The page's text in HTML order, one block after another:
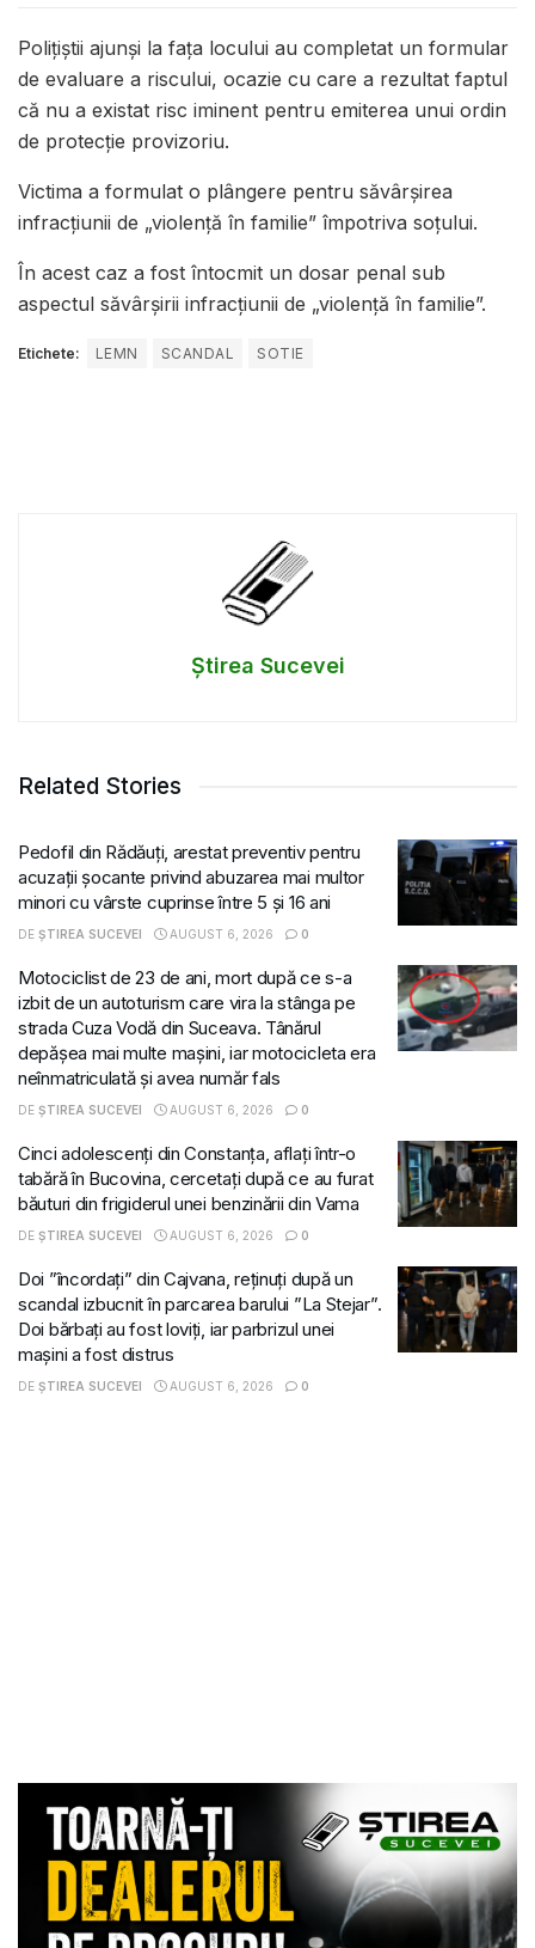
Polițiștii ajunși la fața locului au completat un formular
de evaluare a riscului, ocazie cu care a rezultat faptul
că nu a existat risc iminent pentru emiterea unui ordin
de protecție provizoriu.
Victima a formulat o plângere pentru săvârșirea
infracțiunii de „violență în familie” împotriva soțului.
În acest caz a fost întocmit un dosar penal sub
aspectul săvârșirii infracțiunii de „violență în familie”.
Etichete: LEMN SCANDAL SOTIE
Știrea Sucevei
Related Stories
Pedofil din Rădăuți, arestat preventiv pentru
acuzații șocante privind abuzarea mai multor
minori cu vârste cuprinse între 5 și 16 ani
DE ȘTIREA SUCEVEI AUGUST 6, 2026 0
Motociclist de 23 de ani, mort după ce s-a
izbit de un autoturism care vira la stânga pe
strada Cuza Vodă din Suceava. Tânărul
depășea mai multe mașini, iar motocicleta era
neînmatriculată și avea număr fals
DE ȘTIREA SUCEVEI AUGUST 6, 2026 0
Cinci adolescenți din Constanța, aflați într-o
tabără în Bucovina, cercetați după ce au furat
băuturi din frigiderul unei benzinării din Vama
DE ȘTIREA SUCEVEI AUGUST 6, 2026 0
Doi ”încordați” din Cajvana, reținuți după un
scandal izbucnit în parcarea barului ”La Stejar”.
Doi bărbați au fost loviți, iar parbrizul unei
mașini a fost distrus
DE ȘTIREA SUCEVEI AUGUST 6, 2026 0